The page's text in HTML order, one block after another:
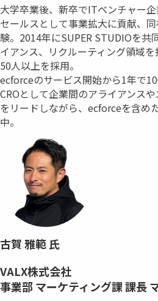
大学卒業後、新卒でITベンチャー
セールスとして事業拡大に貢献、
験。2014年にSUPER STUDIOを共
イアンス、リクルーティング領域
50人以上を採用。
ecforceのサービス開始から1年で
CROとして企業間のアライアンス
をリードしながら、ecforceを含め
中。
古賀 雅範 氏
VALX株式会社
事業部 マーケティング課 課長